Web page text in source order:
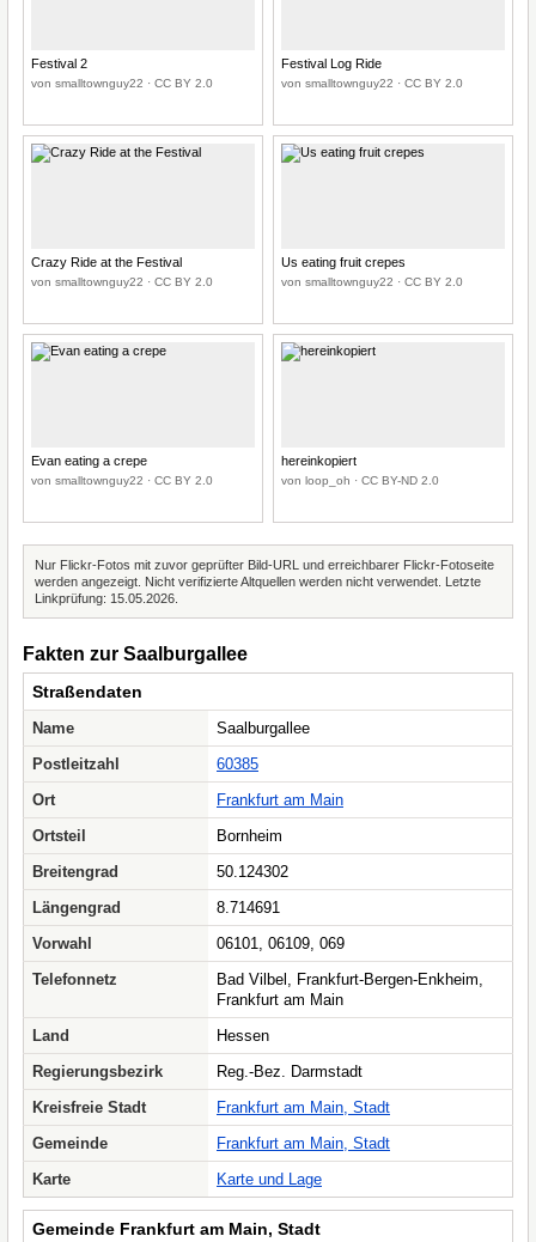
Festival 2
von smalltownguy22 · CC BY 2.0
Festival Log Ride
von smalltownguy22 · CC BY 2.0
Crazy Ride at the Festival
von smalltownguy22 · CC BY 2.0
Us eating fruit crepes
von smalltownguy22 · CC BY 2.0
Evan eating a crepe
von smalltownguy22 · CC BY 2.0
hereinkopiert
von loop_oh · CC BY-ND 2.0
Nur Flickr-Fotos mit zuvor geprüfter Bild-URL und erreichbarer Flickr-Fotoseite
werden angezeigt. Nicht verifizierte Altquellen werden nicht verwendet. Letzte
Linkprüfung: 15.05.2026.
Fakten zur Saalburgallee
Straßendaten
Name
Saalburgallee
Postleitzahl
60385
Ort
Frankfurt am Main
Ortsteil
Bornheim
Breitengrad
50.124302
Längengrad
8.714691
Vorwahl
06101, 06109, 069
Telefonnetz
Bad Vilbel, Frankfurt-Bergen-Enkheim,
Frankfurt am Main
Land
Hessen
Regierungsbezirk
Reg.-Bez. Darmstadt
Kreisfreie Stadt
Frankfurt am Main, Stadt
Gemeinde
Frankfurt am Main, Stadt
Karte
Karte und Lage
Gemeinde Frankfurt am Main, Stadt